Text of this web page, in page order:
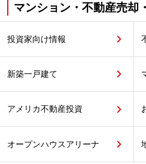
マンション・不動産売却
投資家向け情報
新築一戸建て
アメリカ不動産投資
オープンハウスアリーナ